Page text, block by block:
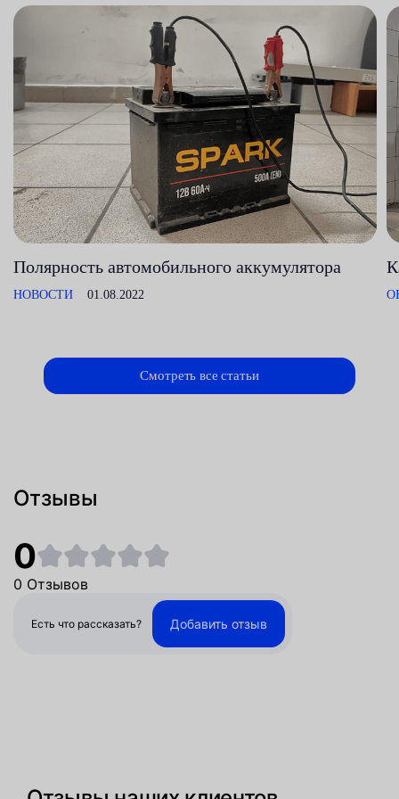
Полярность автомобильного аккумулятора
НОВОСТИ 01.08.2022
Смотреть все статьи
Отзывы
0
0 Отзывов
Есть что рассказать? Добавить отзыв